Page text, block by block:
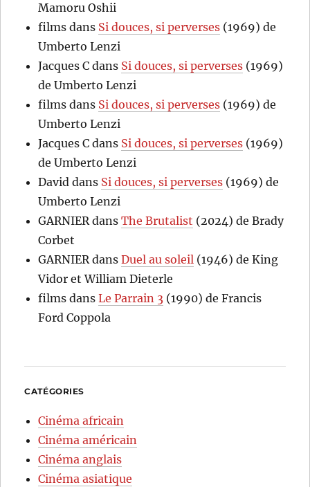
Mamoru Oshii
films dans Si douces, si perverses (1969) de
Umberto Lenzi
Jacques C dans Si douces, si perverses (1969)
de Umberto Lenzi
films dans Si douces, si perverses (1969) de
Umberto Lenzi
Jacques C dans Si douces, si perverses (1969)
de Umberto Lenzi
David dans Si douces, si perverses (1969) de
Umberto Lenzi
GARNIERdansThe Brutalist (2024) de Brady
Corbet
GARNIERdansDuel au soleil (1946) de King
Vidor et William Dieterle
films dansLe Parrain 3 (1990) de Francis
Ford Coppola
CATÉGORIES
Cinéma africain
Cinéma américain
Cinéma anglais
Cinéma asiatique